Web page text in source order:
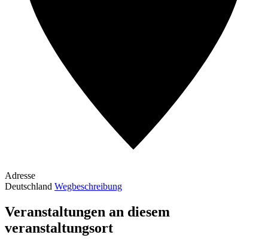
Adresse
Deutschland Wegbeschreibung
Veranstaltungen an diesem
veranstaltungsort